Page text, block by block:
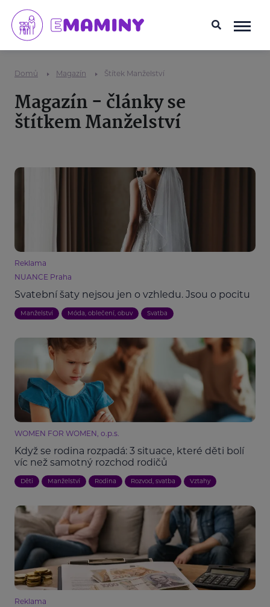
Domů Magazín Štítek Manželství
Magazín - články se
štítkem Manželství
Reklama
NUANCE Praha
Svatební šaty nejsou jen o vzhledu. Jsou o pocitu
Manželství Móda, oblečení, obuv Svatba
WOMEN FOR WOMEN, o.p.s.
Když se rodina rozpadá: 3 situace, které děti bolí
víc než samotný rozchod rodičů
Děti Manželství Rodina Rozvod, svatba Vztahy
Reklama